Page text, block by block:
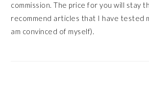
commission. The price for you will stay
recommend articles that I have tested
am convinced of myself).